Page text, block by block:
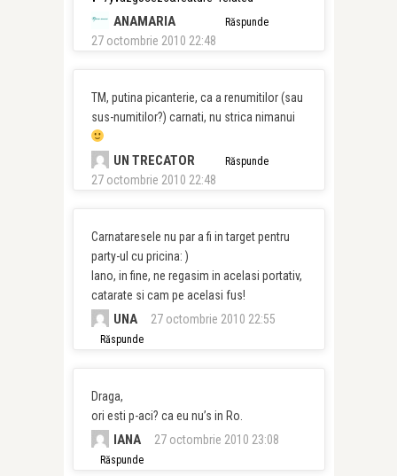
ANAMARIA
27 octombrie 2010 22:48
Răspunde
TM, putina picanterie, ca a renumitilor (sau
sus-numitilor?) carnati, nu strica nimanui
UN TRECATOR
27 octombrie 2010 22:48
Răspunde
Carnataresele nu par a fi in target pentru
party-ul cu pricina: )
Iano, in fine, ne regasim in acelasi portativ,
catarate si cam pe acelasi fus!
UNA 27 octombrie 2010 22:55
Răspunde
Draga,
ori esti p-aci? ca eu nu’s in Ro.
IANA 27 octombrie 2010 23:08
Răspunde